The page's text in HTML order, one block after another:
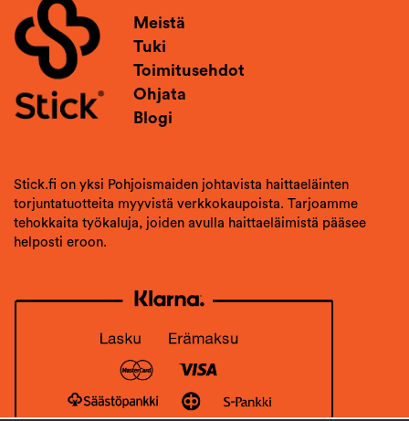
Meistä
Tuki
Toimitusehdot
Ohjata
Blogi
Stick.fi on yksi Pohjoismaiden johtavista haittaeläinten
torjuntatuotteita myyvistä verkkokaupoista. Tarjoamme
tehokkaita työkaluja, joiden avulla haittaeläimistä pääsee
helposti eroon.